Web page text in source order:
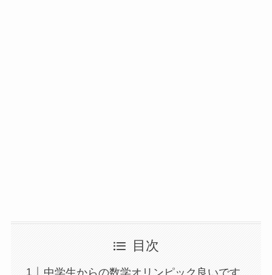
目次
中学生からの数学オリンピック良いです